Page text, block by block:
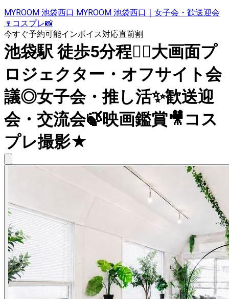
MYROOM 池袋西口 MYROOM 池袋西口｜女子会・歓送迎会
🍷コスプレ📸
今すぐ予約可能インボイス対応直前割
池袋駅 徒歩5分程🚶‍♂️大画面プ
ロジェクター・オフサイト会
議◎女子会・推し活✨歓送迎
会・交流会🍃映画鑑賞🎥コス
プレ撮影★